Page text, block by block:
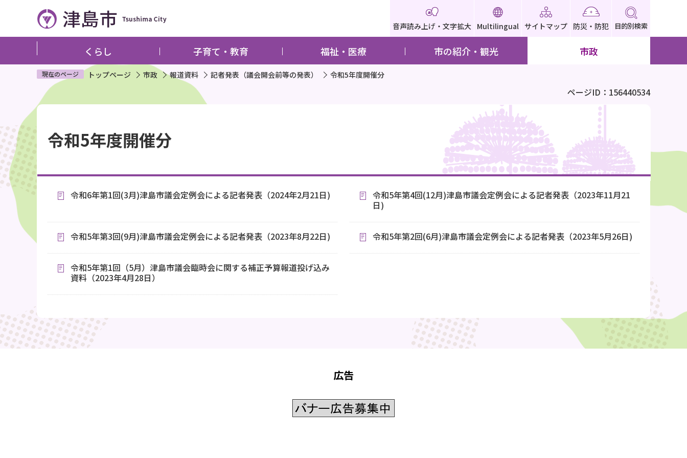
ペ
ジ
す
音声読み上げ・文字拡大 Multilingual サイトマップ 防災・防犯 目的別検索
くらし 子育て・教育 福祉・医療 市の紹介・観光 市政
現在のページ トップページ 市政 報道資料 記者発表（議会開会前等の発表） 令和5年度開催分
ページID：156440534
文
こ
こ
か
ら
令和5年度開催分
令和6年第1回(3月)津島市議会定例会による記者発表（2024年2月21日)
令和5年第4回(12月)津島市議会定例会による記者発表（2023年11月21
日)
令和5年第3回(9月)津島市議会定例会による記者発表（2023年8月22日) 令和5年第2回(6月)津島市議会定例会による記者発表（2023年5月26日)
令和5年第1回（5月）津島市議会臨時会に関する補正予算報道投げ込み
資料（2023年4月28日）
広告